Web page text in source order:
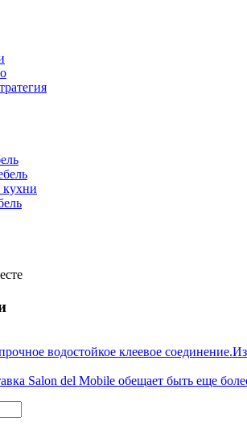
кухни
водостойкое клеевое
Salon del Mobile обещает быть еще